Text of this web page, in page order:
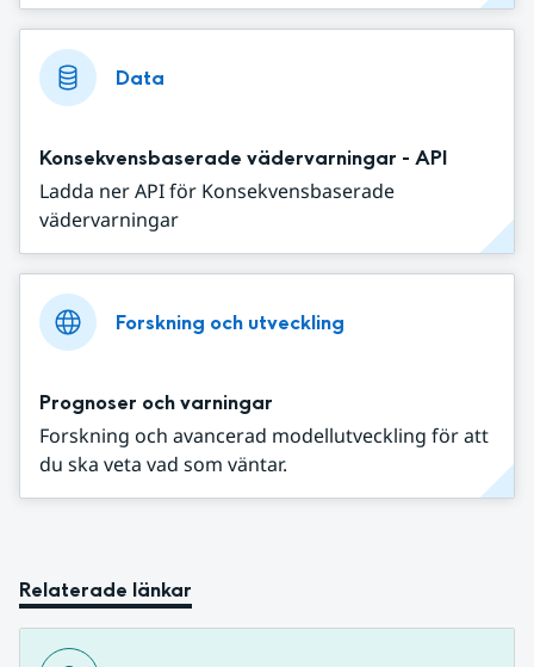
Data
Konsekvensbaserade vädervarningar - API
Ladda ner API för Konsekvensbaserade
vädervarningar
Forskning och utveckling
Prognoser och varningar
Forskning och avancerad modellutveckling för att
du ska veta vad som väntar.
Relaterade länkar